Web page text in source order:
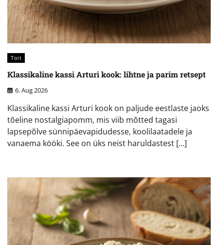
Toit
Klassikaline kassi Arturi kook: lihtne ja parim retsept
6. Aug 2026
Klassikaline kassi Arturi kook on paljude eestlaste jaoks
tõeline nostalgiapomm, mis viib mõtted tagasi
lapsepõlve sünnipäevapidudesse, koolilaatadele ja
vanaema kööki. See on üks neist haruldastest […]